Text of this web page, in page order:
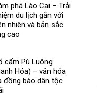
phá Lào Cai – Trải
du lịch gắn với
nhiên và bản sắc
cao
cẩm Pù Luông
Hóa) – văn hóa
đồng bào dân tộc